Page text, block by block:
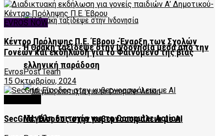
Η Θράκη ταξίδεψε στην Ινδονησία μέσα από την
ελληνική παράδοση
Μεγάλη επιτυχία για το Computer Action
EVROS NOW
Κέντρο Πρόληψης Π.Ε. Έβρου -Έναρξη των Σχολών
Γονέων και εκδήλωση για το Φαινόμενο της βίας
EvrosPost Team
15 Οκτωβρίου, 2024
SecGrid: Είσοδος στην κυβερνοασφάλεια με AI